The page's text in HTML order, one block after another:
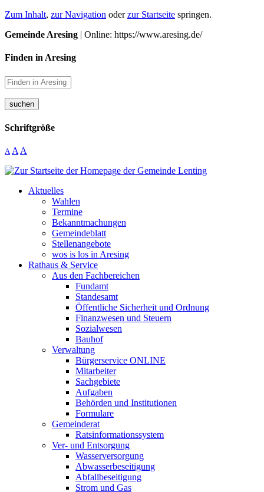
Zum Inhalt, zur Navigation oderzur Startseite springen.
Gemeinde Aresing | Online: https://www.aresing.de/
Finden in Aresing
suchen
Schriftgröße
A A A
Aktuelles
Wahlen
Termine
Bekanntmachungen
Gemeindeblatt
Stellenangebote
wos is los in Aresing
Rathaus & Service
Aus den Fachbereichen
Fundamt
Standesamt
Öffentliche Sicherheit und Ordnung
Finanzwesen und Steuern
Sozialwesen
Bauhof
Verwaltung
Bürgerservice ONLINE
Mitarbeiter
Sachgebiete
Aufgaben
Behörden und Institutionen
Formulare
Gemeinderat
Ratsinformationssystem
Ver- und Entsorgung
Wasserversorgung
Abwasserbeseitigung
Abfallbeseitigung
Strom und Gas